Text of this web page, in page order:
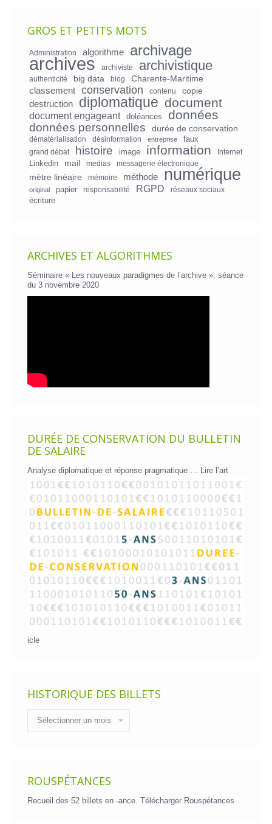
GROS ET PETITS MOTS
Administration algorithme archivage
archives archiviste archivistique
authenticité big data blog
Charente-Maritime
classement
conservation contenu
copie
destruction
diplomatique document
document engageant doléances données
données personnelles durée de conservation
dématérialisation désinformation entreprise faux
grand débat histoire image information Internet
Linkedin mail medias messagerie électronique
mètre linéaire mémoire méthode numérique
original papier responsabilité RGPD réseaux sociaux
écriture
ARCHIVES ET ALGORITHMES
Séminaire « Les nouveaux paradigmes de l’archive », séance
du 3 novembre 2020
DURÉE DE CONSERVATION DU BULLETIN
DE SALAIRE
Analyse diplomatique et réponse pragmatique…. Lire l’art
icle
HISTORIQUE DES BILLETS
des
billets
ROUSPÉTANCES
Recueil des 52 billets en -ance. Télécharger Rouspétances